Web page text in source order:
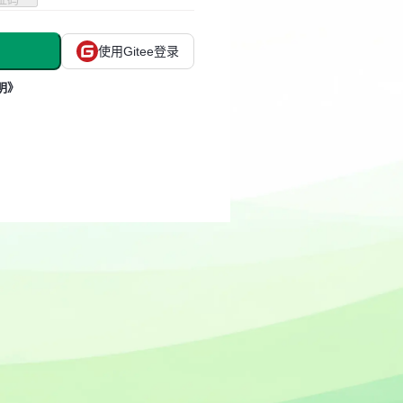
使用Gitee登录
》